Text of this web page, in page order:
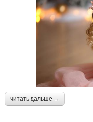
читать дальше →